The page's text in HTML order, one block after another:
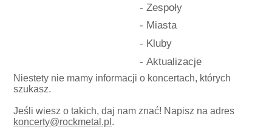
- Zespoły
- Miasta
- Kluby
- Aktualizacje
Niestety nie mamy informacji o koncertach, których
szukasz.
Jeśli wiesz o takich, daj nam znać! Napisz na adres
koncerty@rockmetal.pl .